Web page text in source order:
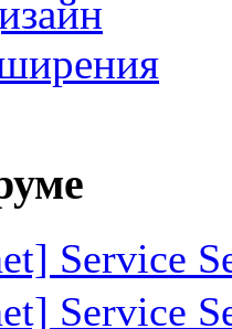
Service
Service